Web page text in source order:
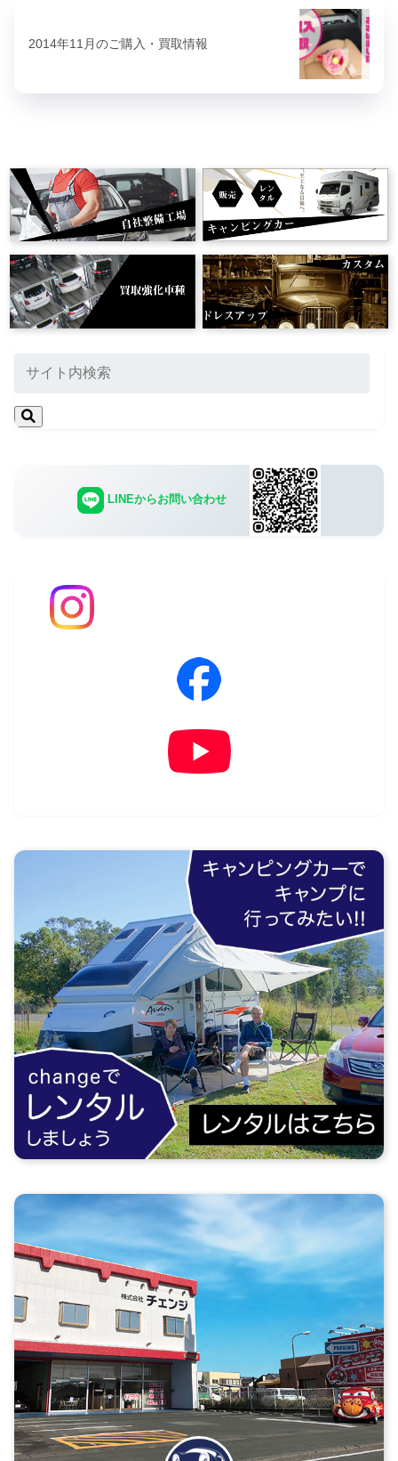
2014年11月のご購入・買取情報
LINEからお問い合わせ